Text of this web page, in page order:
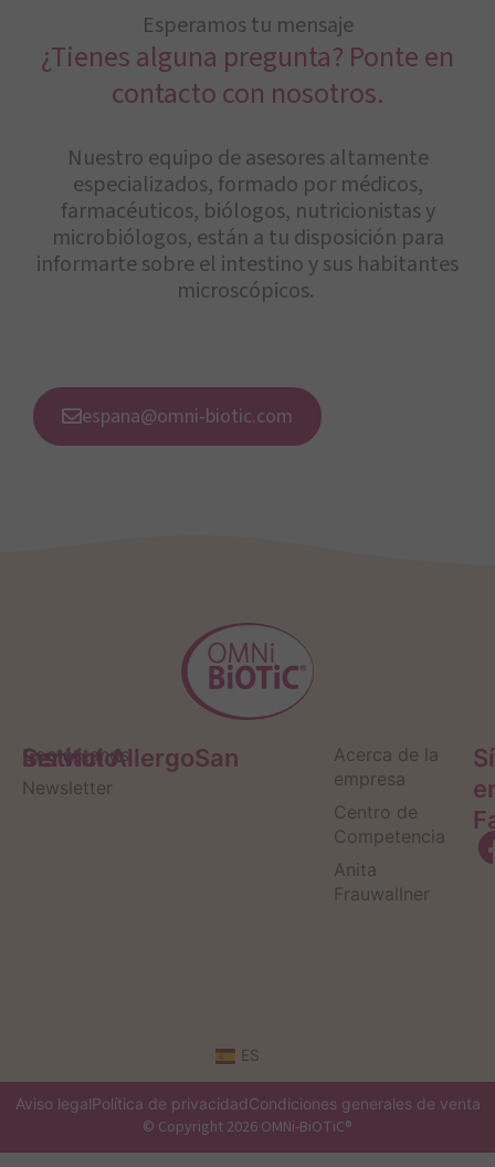
Esperamos tu mensaje
¿Tienes alguna pregunta? Ponte en
contacto con nosotros.
Nuestro equipo de asesores altamente
especializados, formado por médicos,
farmacéuticos, biólogos, nutricionistas y
microbiólogos, están a tu disposición para
informarte sobre el intestino y sus habitantes
microscópicos.
espana@omni-biotic.com
Servicio
Contáctanos
Newsletter
Institut AllergoSan
Acerca de la
empresa
Centro de
Competencia
Anita
Frauwallner
ES
Aviso legalPolítica de privacidadCondiciones generales de venta
© Copyright 2026 OMNi-BiOTiC®